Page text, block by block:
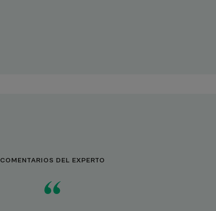
COMENTARIOS DEL EXPERTO